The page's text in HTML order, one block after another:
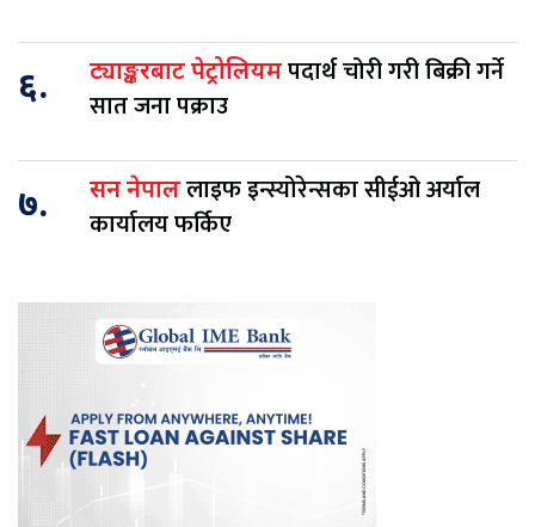
६. ट्याङ्करबाट पेट्रोलियमपदार्थ चोरी गरी बिक्री गर्ने
सात जना पक्राउ
७. सन नेपाललाइफ इन्स्योरेन्सका सीईओ अर्याल
कार्यालय फर्किए